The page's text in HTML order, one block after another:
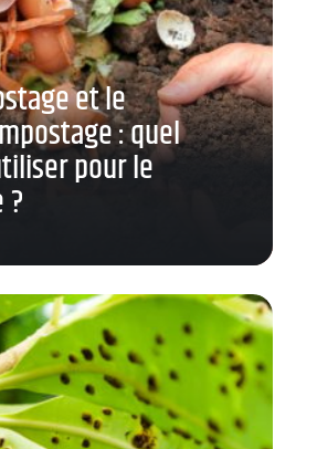
et le
: quel
pour le